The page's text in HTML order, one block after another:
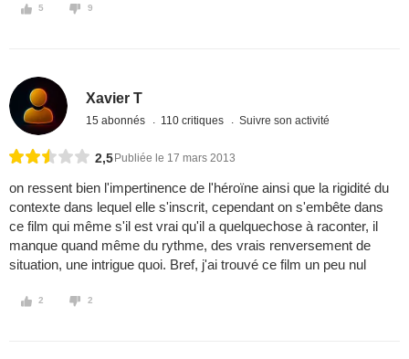
5 9
Xavier T
15 abonnés 110 critiques Suivre son activité
2,5 Publiée le 17 mars 2013
on ressent bien l'impertinence de l'héroïne ainsi que la rigidité du
contexte dans lequel elle s'inscrit, cependant on s'embête dans
ce film qui même s'il est vrai qu'il a quelquechose à raconter, il
manque quand même du rythme, des vrais renversement de
situation, une intrigue quoi. Bref, j'ai trouvé ce film un peu nul
2 2